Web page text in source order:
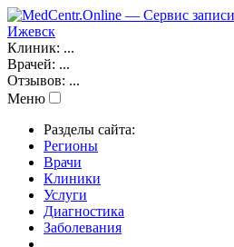
Ижевск
Клиник: ...
Врачей: ...
Отзывов: ...
Меню
Разделы сайта:
Регионы
Врачи
Клиники
Услуги
Диагностика
Заболевания